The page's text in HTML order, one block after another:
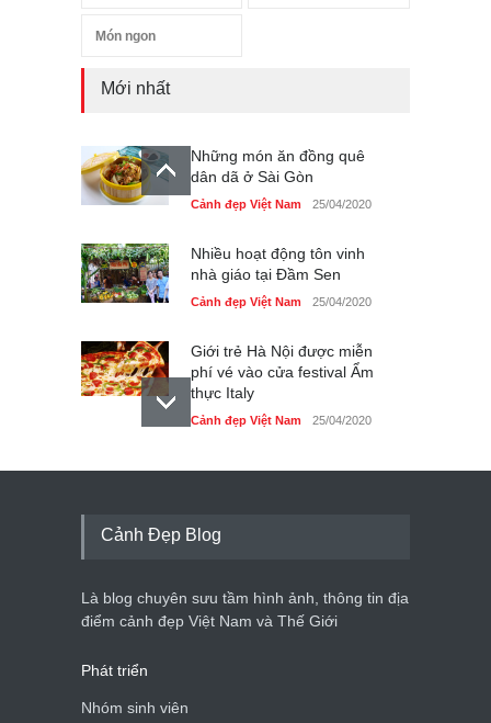
Món ngon
Mới nhất
Những món ăn đồng quê
dân dã ở Sài Gòn
Cảnh đẹp Việt Nam 25/04/2020
Nhiều hoạt động tôn vinh
nhà giáo tại Đầm Sen
Cảnh đẹp Việt Nam 25/04/2020
Giới trẻ Hà Nội được miễn
phí vé vào cửa festival Ẩm
thực Italy
Cảnh đẹp Việt Nam 25/04/2020
Tam giác mạch khoe sắc
du lịch quốc gia
Cảnh đẹp Việt Nam 24/04/2020
Cảnh Đẹp Blog
Là blog chuyên sưu tầm hình ảnh, thông tin địa
điểm cảnh đẹp Việt Nam và Thế Giới
Phát triển
Nhóm sinh viên